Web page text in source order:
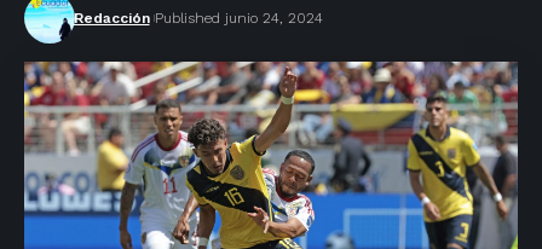
Redacción Published junio 24, 2024